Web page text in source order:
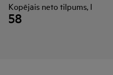
Kopējais neto tilpums, l
58